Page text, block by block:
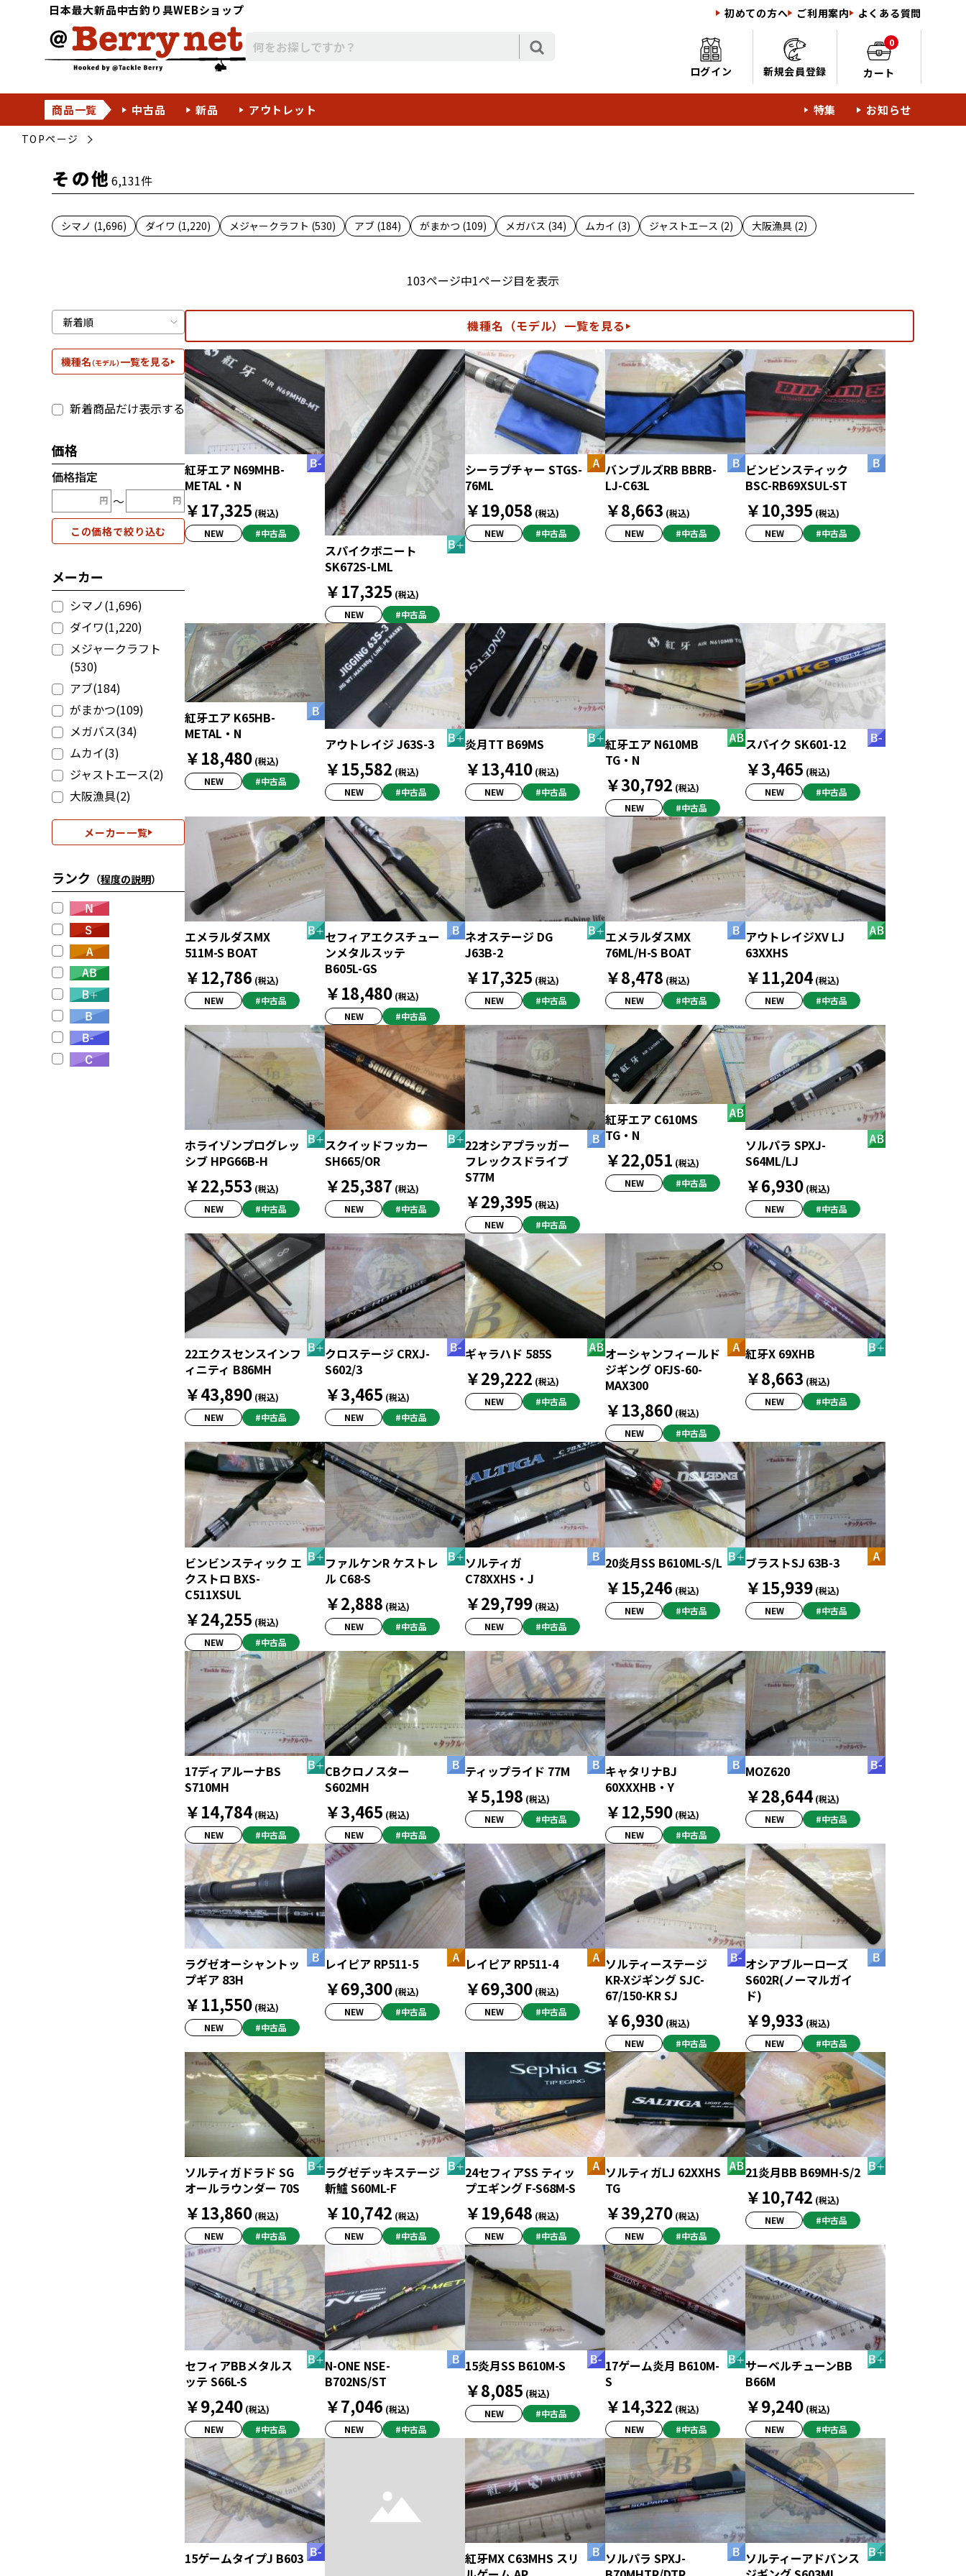
日本最大新品中古釣り具WEBショップ 初めての方へ ご利用案内 よくある質問
ログイン 新規会員登録
0
カート
商品一覧 中古品 新品 アウトレット 特集 お知らせ
TOPページ
その他 6,131件
シマノ (1,696) ダイワ (1,220) メジャークラフト (530) アブ (184) がまかつ (109) メガバス (34) ムカイ (3) ジャストエース (2) 大阪漁具 (2)
103ページ中1ページ目を表示
機種名（モデル）一覧を見る
新着商品だけ表示する
価格
価格指定
〜
この価格で絞り込む
メーカー
シマノ(1,696)
ダイワ(1,220)
メジャークラフト
(530)
アブ(184)
がまかつ(109)
メガバス(34)
ムカイ(3)
ジャストエース(2)
大阪漁具(2)
メーカー一覧
ランク （程度の説明）
機種名（モデル）一覧を見る
紅牙エア N69MHB-
METAL・N
￥17,325 (税込)
NEW
#中古品
スパイクボニート
SK672S-LML
￥17,325 (税込)
NEW
#中古品
シーラプチャー STGS-
76ML
￥19,058 (税込)
NEW
#中古品
バンブルズRB BBRB-
LJ-C63L
￥8,663 (税込)
NEW
#中古品
ビンビンスティック
BSC-RB69XSUL-ST
￥10,395 (税込)
NEW
#中古品
紅牙エア K65HB-
METAL・N
￥18,480 (税込)
NEW
#中古品
アウトレイジ J63S-3
￥15,582 (税込)
NEW
#中古品
炎月TT B69MS
￥13,410 (税込)
NEW
#中古品
紅牙エア N610MB
TG・N
￥30,792 (税込)
NEW
#中古品
スパイク SK601-12
￥3,465 (税込)
NEW
#中古品
エメラルダスMX
511M-S BOAT
￥12,786 (税込)
NEW
#中古品
セフィアエクスチュー
ンメタルスッテ
B605L-GS
￥18,480 (税込)
NEW
#中古品
ネオステージ DG
J63B-2
￥17,325 (税込)
NEW
#中古品
エメラルダスMX
76ML/H-S BOAT
￥8,478 (税込)
NEW
#中古品
アウトレイジXV LJ
63XXHS
￥11,204 (税込)
NEW
#中古品
ホライゾンプログレッ
シブ HPG66B-H
￥22,553 (税込)
NEW
#中古品
スクイッドフッカー
SH665/OR
￥25,387 (税込)
NEW
#中古品
22オシアプラッガー
フレックスドライブ
S77M
￥29,395 (税込)
NEW
#中古品
紅牙エア C610MS
TG・N
￥22,051 (税込)
NEW
#中古品
ソルパラ SPXJ-
S64ML/LJ
￥6,930 (税込)
NEW
#中古品
22エクスセンスインフ
ィニティ B86MH
￥43,890 (税込)
NEW
#中古品
クロステージ CRXJ-
S602/3
￥3,465 (税込)
NEW
#中古品
ギャラハド 585S
￥29,222 (税込)
NEW
#中古品
オーシャンフィールド
ジギング OFJS-60-
MAX300
￥13,860 (税込)
NEW
#中古品
紅牙X 69XHB
￥8,663 (税込)
NEW
#中古品
ビンビンスティック エ
クストロ BXS-
C511XSUL
￥24,255 (税込)
NEW
#中古品
ファルケンR ケストレ
ル C68-S
￥2,888 (税込)
NEW
#中古品
ソルティガ
C78XXHS・J
￥29,799 (税込)
NEW
#中古品
20炎月SS B610ML-S/L
￥15,246 (税込)
NEW
#中古品
ブラストSJ 63B-3
￥15,939 (税込)
NEW
#中古品
17ディアルーナBS
S710MH
￥14,784 (税込)
NEW
#中古品
CBクロノスター
S602MH
￥3,465 (税込)
NEW
#中古品
ティップライド 77M
￥5,198 (税込)
NEW
#中古品
キャタリナBJ
60XXXHB・Y
￥12,590 (税込)
NEW
#中古品
MOZ620
￥28,644 (税込)
NEW
#中古品
ラグゼオーシャントッ
プギア 83H
￥11,550 (税込)
NEW
#中古品
レイピア RP511-5
￥69,300 (税込)
NEW
#中古品
レイピア RP511-4
￥69,300 (税込)
NEW
#中古品
ソルティーステージ
KR-Xジギング SJC-
67/150-KR SJ
￥6,930 (税込)
NEW
#中古品
オシアブルーローズ
S602R(ノーマルガイ
ド)
￥9,933 (税込)
NEW
#中古品
ソルティガドラド SG
オールラウンダー 70S
￥13,860 (税込)
NEW
#中古品
ラグゼデッキステージ
斬鱸 S60ML-F
￥10,742 (税込)
NEW
#中古品
24セフィアSS ティッ
プエギング F-S68M-S
￥19,648 (税込)
NEW
#中古品
ソルティガLJ 62XXHS
TG
￥39,270 (税込)
NEW
#中古品
21炎月BB B69MH-S/2
￥10,742 (税込)
NEW
#中古品
セフィアBBメタルス
ッテ S66L-S
￥9,240 (税込)
NEW
#中古品
N-ONE NSE-
B702NS/ST
￥7,046 (税込)
NEW
#中古品
15炎月SS B610M-S
￥8,085 (税込)
NEW
#中古品
17ゲーム炎月 B610M-
S
￥14,322 (税込)
NEW
#中古品
サーベルチューンBB
B66M
￥9,240 (税込)
NEW
#中古品
15ゲームタイプJ B603
紅牙MX C63MHS スリ
ソルパラ SPXJ-
ソルティーアドバンス